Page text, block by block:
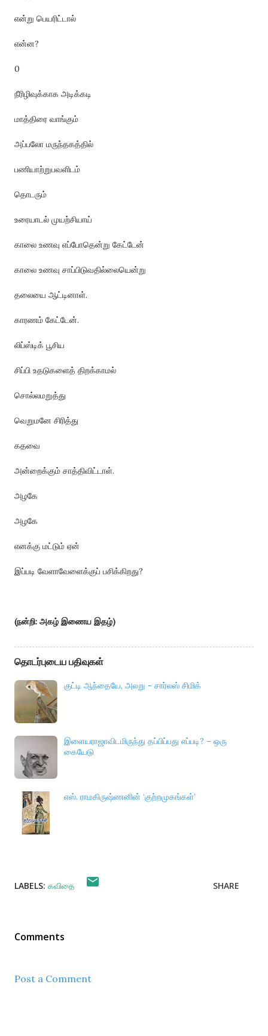
என்று பெயரிட்டால்
என்ன?
0
நீரிழிவுக்காக அடிக்கடி
மாத்திரை வாங்கும்
அப்பலோ மருந்தகத்தில்
பணியாற்றுபவளிடம்
தொடரும்
உரையாடல் முயற்சியாய்
காலை உணவு எப்போதென்று கேட்டேன்
காலை உணவு சாப்பிடுவதில்லையென்று
தலையை ஆட்டினாள்.
காரணம் கேட்டேன்.
லிப்ஸ்டிக் பூசிய
சிப்பி உதடுகளைத் திறக்காமல்
சொல்லமறுத்து
வெறுமனே சிரித்து
கதவை
அன்றைக்கும் சாத்திவிட்டாள்.
அழகே
அழகே
எனக்கு மட்டும் ஏன்
இப்படி வேளாவேளைக்குப் பசிக்கிறது?
(நன்றி: அகழ் இணைய இதழ்)
தொடர்புடைய பதிவுகள்
குட்டி ஆந்தையே, அலறு - சார்லஸ் சிமிக்
இளையராஜாவிடமிருந்து தப்பிப்பது எப்படி? – ஒரு
கையேடு
எஸ். ராமகிருஷ்ணனின் ‘குற்றமுகங்கள்’
LABELS: கவிதை SHARE
Comments
Post a Comment